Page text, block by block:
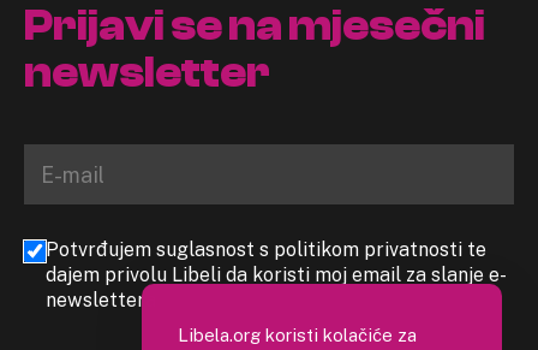
Prijavi se na mjesečni
newsletter
Potvrđujem suglasnost s politikom privatnosti te
dajem privolu Libeli da koristi moj email za slanje e-
newslettera
Libela.org koristi kolačiće za